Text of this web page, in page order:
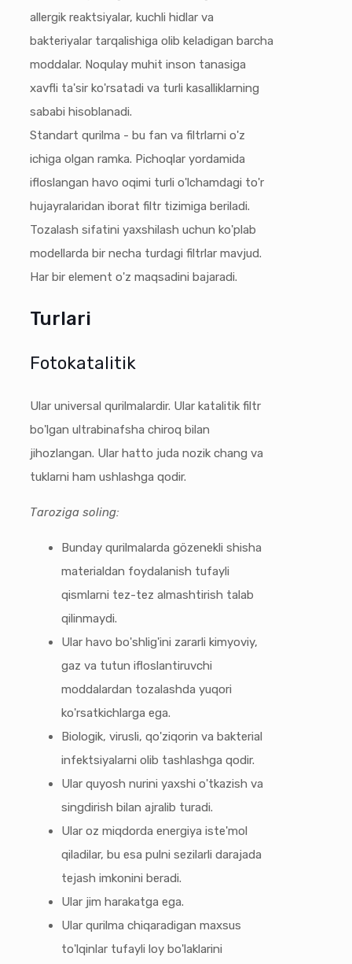
allergik reaktsiyalar, kuchli hidlar va
bakteriyalar tarqalishiga olib keladigan barcha
moddalar. Noqulay muhit inson tanasiga
xavfli ta'sir ko'rsatadi va turli kasalliklarning
sababi hisoblanadi.
Standart qurilma - bu fan va filtrlarni o'z
ichiga olgan ramka. Pichoqlar yordamida
ifloslangan havo oqimi turli o'lchamdagi to'r
hujayralaridan iborat filtr tizimiga beriladi.
Tozalash sifatini yaxshilash uchun ko'plab
modellarda bir necha turdagi filtrlar mavjud.
Har bir element o'z maqsadini bajaradi.
Turlari
Fotokatalitik
Ular universal qurilmalardir. Ular katalitik filtr
bo'lgan ultrabinafsha chiroq bilan
jihozlangan. Ular hatto juda nozik chang va
tuklarni ham ushlashga qodir.
Taroziga soling:
Bunday qurilmalarda gözenekli shisha
materialdan foydalanish tufayli
qismlarni tez-tez almashtirish talab
qilinmaydi.
Ular havo bo'shlig'ini zararli kimyoviy,
gaz va tutun ifloslantiruvchi
moddalardan tozalashda yuqori
ko'rsatkichlarga ega.
Biologik, virusli, qo'ziqorin va bakterial
infektsiyalarni olib tashlashga qodir.
Ular quyosh nurini yaxshi o'tkazish va
singdirish bilan ajralib turadi.
Ular oz miqdorda energiya iste'mol
qiladilar, bu esa pulni sezilarli darajada
tejash imkonini beradi.
Ular jim harakatga ega.
Ular qurilma chiqaradigan maxsus
to'lqinlar tufayli loy bo'laklarini